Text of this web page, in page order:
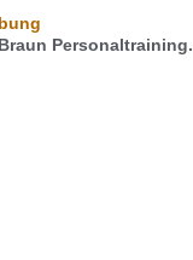
Personaltraining.